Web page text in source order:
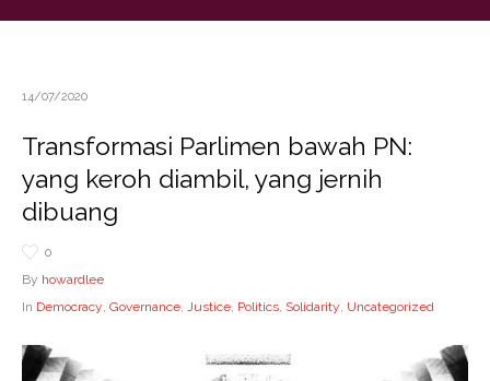
14/07/2020
Transformasi Parlimen bawah PN:
yang keroh diambil, yang jernih
dibuang
0
By howardlee
In Democracy, Governance, Justice, Politics, Solidarity, Uncategorized